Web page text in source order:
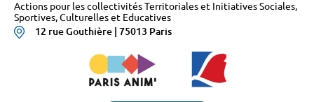
Actions pour les collectivités Territoriales et Initiatives Sociales,
Sportives, Culturelles et Educatives
12 rue Gouthière | 75013 Paris